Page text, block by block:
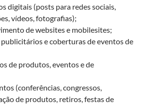
digitais (posts para redes sociais,
vídeos, fotografias);
de websites e mobilesites;
e coberturas de eventos de
de produtos, eventos e de
(conferências, congressos,
de produtos, retiros, festas de